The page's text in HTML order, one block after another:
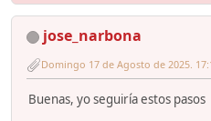
jose_narbona
Domingo 17 de Agosto de 2025.
Buenas, yo seguiría estos pasos